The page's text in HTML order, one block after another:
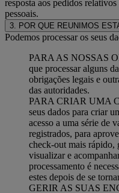
resposta aos pedidos
pessoais.
3. POR QUE REUNIMOS
Podemos processar os seus
PARA AS NOSSAS
que processar alguns
obrigações legais e
das autoridades.
PARA CRIAR UMA
seus dados para criar
acesso a uma série de
registrados, para
check-out mais rápido,
visualizar e
processamento é
estes depois de se
GERIR AS SUAS